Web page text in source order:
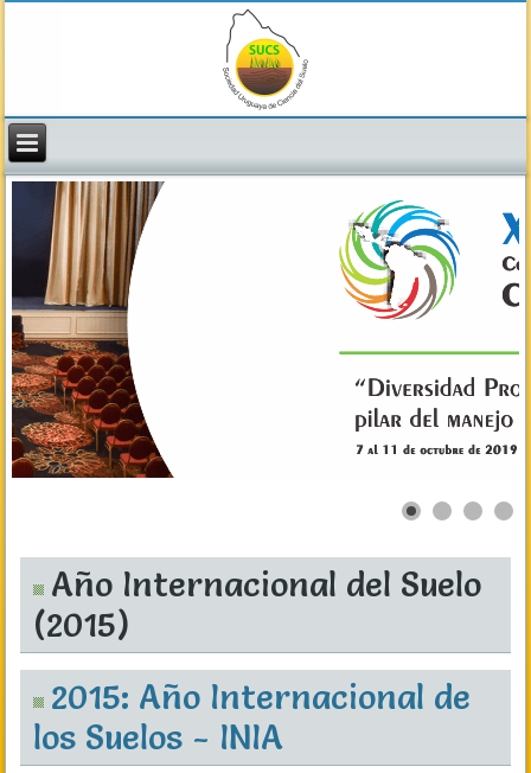
Año Internacional del Suelo
(2015)
2015: Año Internacional de
los Suelos - INIA